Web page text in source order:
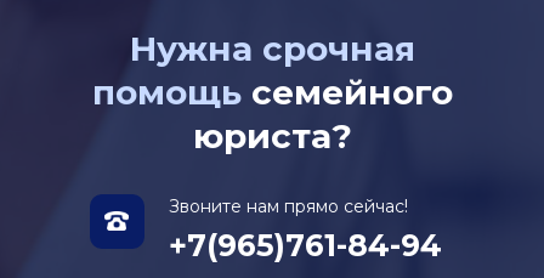
Нужна срочная
помощьсемейного
юриста?
Звоните нам прямо сейчас!
+7(965)761-84-94